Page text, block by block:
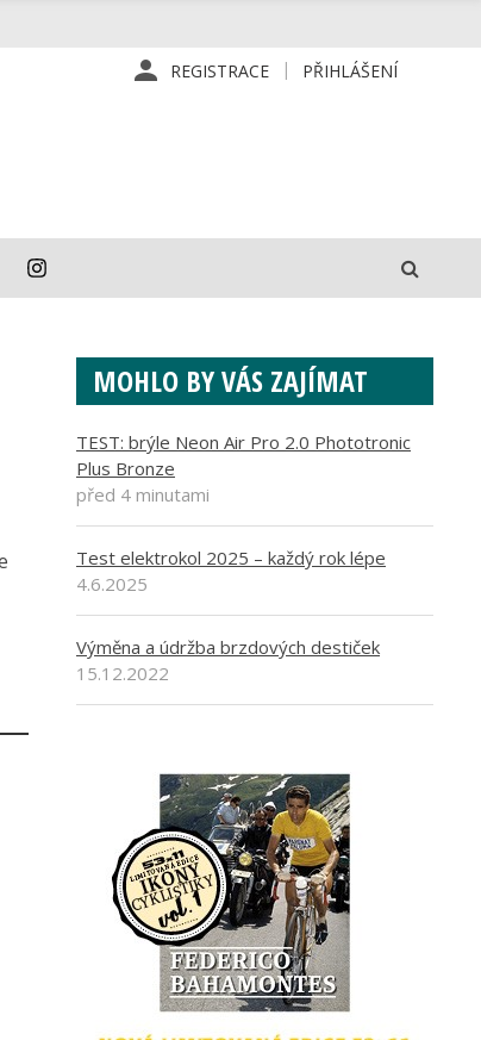
REGISTRACE PŘIHLÁŠENÍ
MOHLO BY VÁS ZAJÍMAT
TEST: brýle Neon Air Pro 2.0 Phototronic
Plus Bronze
před 4 minutami
Test elektrokol 2025 – každý rok lépe
4.6.2025
Výměna a údržba brzdových destiček
15.12.2022